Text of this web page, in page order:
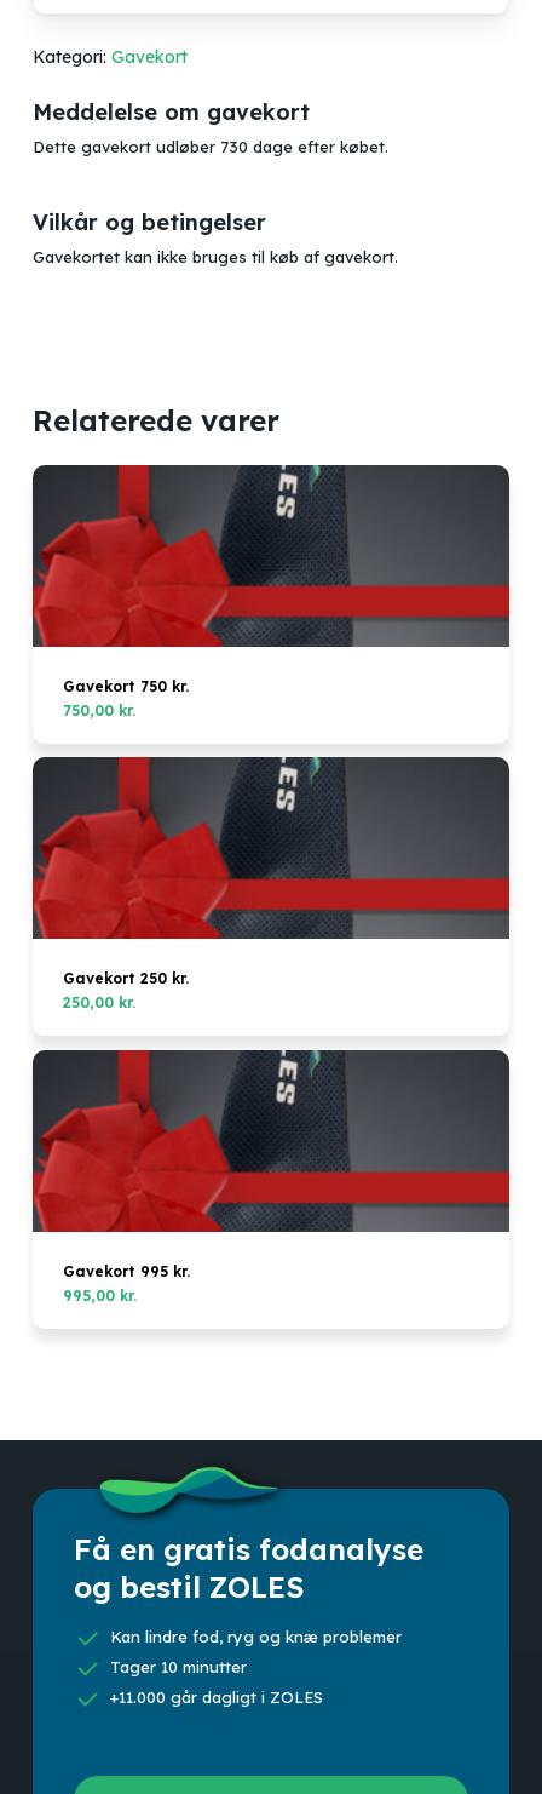
Go to shop
Kategori: Gavekort
Meddelelse om gavekort
Dette gavekort udløber 730 dage efter købet.
Vilkår og betingelser
Gavekortet kan ikke bruges til køb af gavekort.
Relaterede varer
Gavekort 750 kr.
750,00 kr.
Gavekort 250 kr.
250,00 kr.
Gavekort 995 kr.
995,00 kr.
Få en gratis fodanalyse
og bestil ZOLES
Kan lindre fod, ryg og knæ problemer
Tager 10 minutter
+11.000 går dagligt i ZOLES